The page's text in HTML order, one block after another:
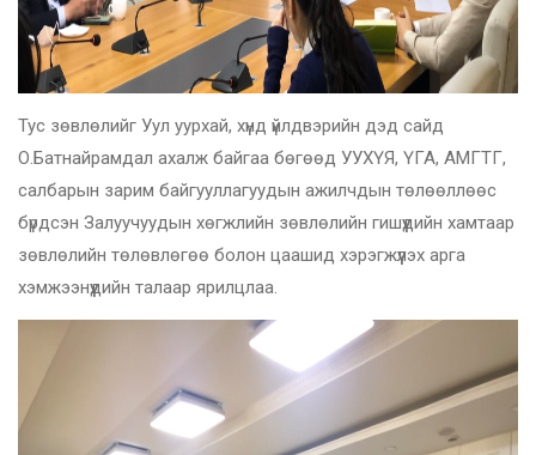
Тус зөвлөлийг Уул уурхай, хүнд үйлдвэрийн дэд сайд
О.Батнайрамдал ахалж байгаа бөгөөд УУХҮЯ, ҮГА, АМГТГ,
салбарын зарим байгууллагуудын ажилчдын төлөөллөөс
бүрдсэн Залуучуудын хөгжлийн зөвлөлийн гишүүдийн хамтаар
зөвлөлийн төлөвлөгөө болон цаашид хэрэгжүүлэх арга
хэмжээнүүдийн талаар ярилцлаа.